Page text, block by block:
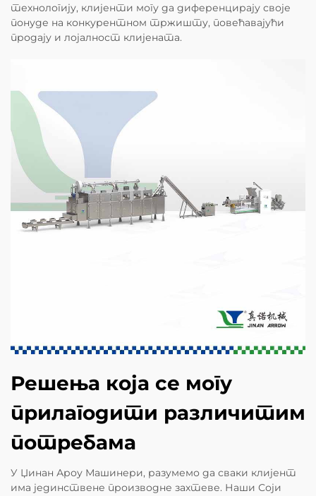
технологију, клијенти могу да диференцирају своје
понуде на конкурентном тржишту, повећавајући
продају и лојалност клијената.
Решења која се могу
прилагодити различитим
потребама
У Џинан Ароу Машинери, разумемо да сваки клијент
има јединствене производне захтеве. Наши Соји